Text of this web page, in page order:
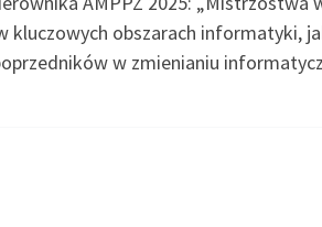
obszarach informatyki,
w zmienianiu